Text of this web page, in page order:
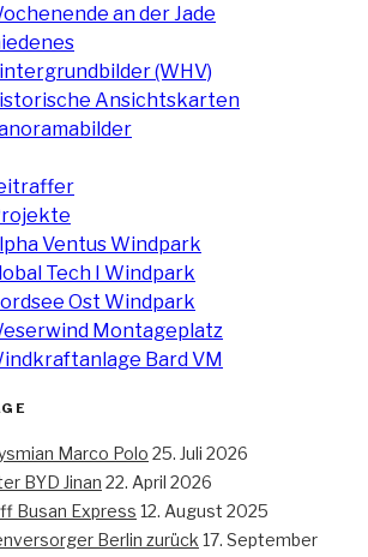
an der Jade
(WHV)
Ansichtskarten
Ventus Windpark
Tech I Windpark
Ost Windpark
Montageplatz
Bard VM
Marco Polo 25. Juli 2026
BYD Jinan 22. April 2026
Busan Express 12. August 2025
Berlin zurück 17. September